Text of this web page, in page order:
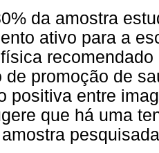
da amostra
ativo para a
de promoção de
positiva entre
que há uma